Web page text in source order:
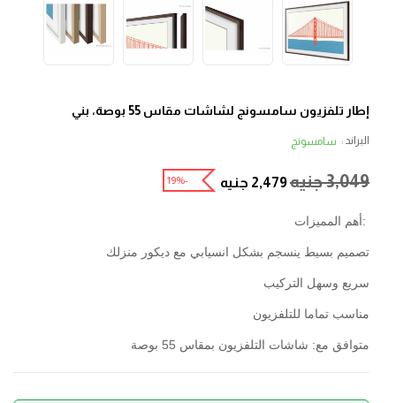
إطار تلفزيون سامسونج لشاشات مقاس 55 بوصة، بني
البراند : سامسونج
3,049جنيه2,479 جنيه -19%
:أهم المميزات
تصميم بسيط ينسجم بشكل انسيابي مع ديكور منزلك
سريع وسهل التركيب
مناسب تماما للتلفزيون
متوافق مع: شاشات التلفزيون بمقاس 55 بوصة